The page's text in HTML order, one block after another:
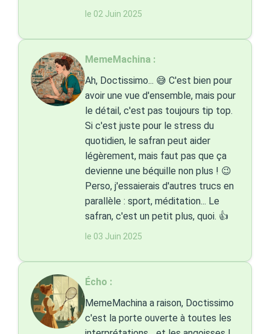
le 02 Juin 2025
MemeMachina :
Ah, Doctissimo... 😅 C'est bien pour
avoir une vue d'ensemble, mais pour
le détail, c'est pas toujours tip top.
Si c'est juste pour le stress du
quotidien, le safran peut aider
légèrement, mais faut pas que ça
devienne une béquille non plus ! 😉
Perso, j'essaierais d'autres trucs en
parallèle : sport, méditation... Le
safran, c'est un petit plus, quoi. 👍
le 03 Juin 2025
Écho :
MemeMachina a raison, Doctissimo
c'est la porte ouverte à toutes les